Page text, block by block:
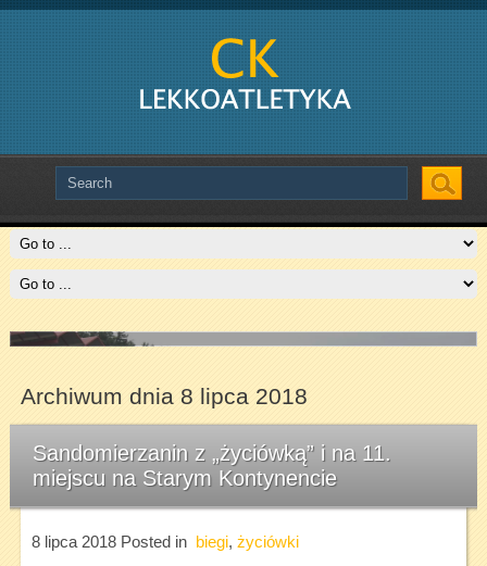
Slide # 2
Czytaj więcej
Archiwum dnia 8 lipca 2018
Sandomierzanin z „życiówką” i na 11.
miejscu na Starym Kontynencie
8 lipca 2018Posted in biegi, życiówki